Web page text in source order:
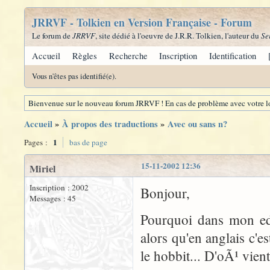
JRRVF - Tolkien en Version Française - Forum
Le forum deJRRVF, site dédié à l'oeuvre de J.R.R. Tolkien, l'auteur du
Accueil Règles Recherche Inscription Identification
Vous n'êtes pas identifié(e).
Bienvenue sur le nouveau forum JRRVF ! En cas de problème avec
Accueil» À propos des traductions» Avec ou sans n?
Pages : 1 bas de page
15-11-2002 12:36
Miriel
Inscription : 2002
Messages : 45
Bonjour,
Pourquoi dans mon
alors qu'en anglais
le hobbit... D'oÃ¹